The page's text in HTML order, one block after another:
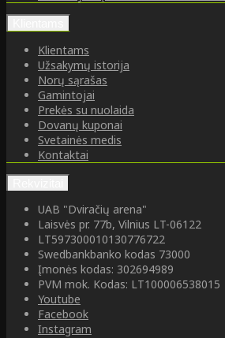
Klientams
Užsakymų istorija
Norų sąrašas
Gamintojai
Prekės su nuolaida
Dovanų kuponai
Svetainės medis
Kontaktai
UAB "Dviračių arena"
Laisvės pr. 77b, Vilnius LT-06122
LT597300010130776722
Swedbankbanko kodas 73000
Įmonės kodas: 302694989
PVM mok. Kodas: LT100006538015
Youtube
Facebook
Instagram